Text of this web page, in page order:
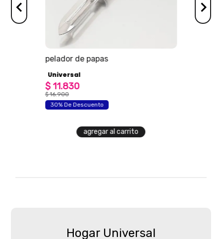
pelador de papas
Universal
$ 11.830
$ 16.900
30% De Descuento
agregar al carrito
Hogar Universal